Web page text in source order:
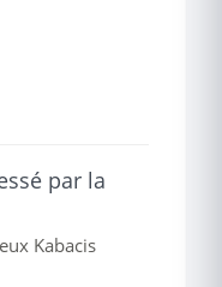
par la
Kabacis